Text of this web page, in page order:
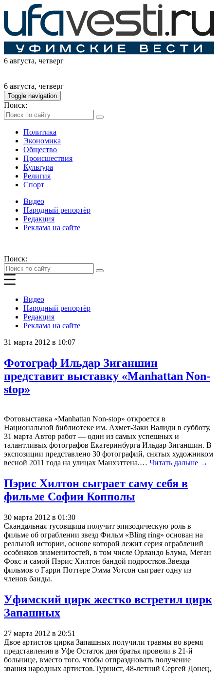
6 августа, четверг
6 августа, четверг
Toggle navigation
Поиск:
Политика
Экономика
Общество
Происшествия
Культура
Религия
Спорт
Видео
Народный репортёр
Редакция
Реклама на сайте
Поиск:
Видео
Народный репортёр
Редакция
Реклама на сайте
31 марта 2012 в 10:07
Фотограф Ильдар Зиганшин
представит выставку «Manhattan Non-
stop»
Фотовыставка «Manhattan Non-stop» откроется в
Национальной библиотеке им. Ахмет-Заки Валиди в субботу,
31 марта Автор работ — один из самых успешных и
талантливых фотографов Екатеринбурга Ильдар Зиганшин. В
экспозиции представлено 30 фотографий, снятых художником
весной 2011 года на улицах Манхэттена.… Читать дальше →
Пэрис Хилтон сыграет саму себя в
фильме Софии Копполы
30 марта 2012 в 01:30
Скандальная тусовщица получит эпизодическую роль в
фильме об ограблении звезд Фильм «Bling ring» основан на
реальной истории, основе которой лежит серия ограблений
особняков знаменитостей, в том числе Орландо Блума, Меган
Фокс и самой Пэрис Хилтон бандой подростков.Звезда
фильмов о Гарри Поттере Эмма Уотсон сыграет одну из
членов банды.
Уфимский цирк жестко встретил цирк
Запашных
27 марта 2012 в 20:51
Двое артистов цирка Запашных получили травмы во время
представления в Уфе Остаток дня братья провели в 21-й
больнице, вместо того, чтобы отпраздновать получение
звания народных артистов.Турнист, 48-летний Сергей Донец,